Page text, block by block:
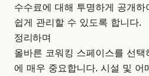
수수료에 대해 투명하게 공개
쉽게 관리할 수 있도록 합니다.
정리하며
올바른 코워킹 스페이스를 선
에 매우 중요합니다. 시설 및 어